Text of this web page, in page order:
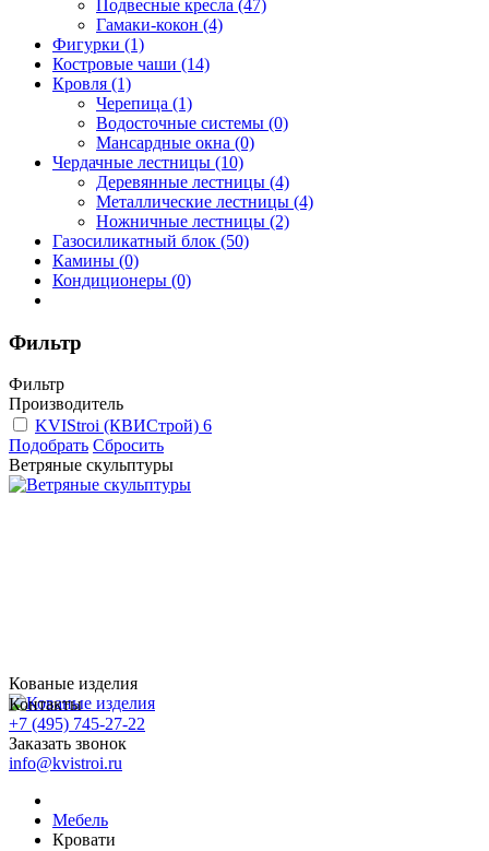
Подвесные кресла (47)
Гамаки-кокон (4)
Фигурки (1)
Костровые чаши (14)
Кровля (1)
Черепица (1)
Водосточные системы (0)
Мансардные окна (0)
Чердачные лестницы (10)
Деревянные лестницы (4)
Металлические лестницы (4)
Ножничные лестницы (2)
Газосиликатный блок (50)
Камины (0)
Кондиционеры (0)
Фильтр
Фильтр
Производитель
KVIStroi (КВИСтрой) 6
Подобрать Сбросить
Ветряные скульптуры
Кованые изделия
Контакты
+7 (495) 745-27-22
Заказать звонок
info@kvistroi.ru
Мебель
Кровати